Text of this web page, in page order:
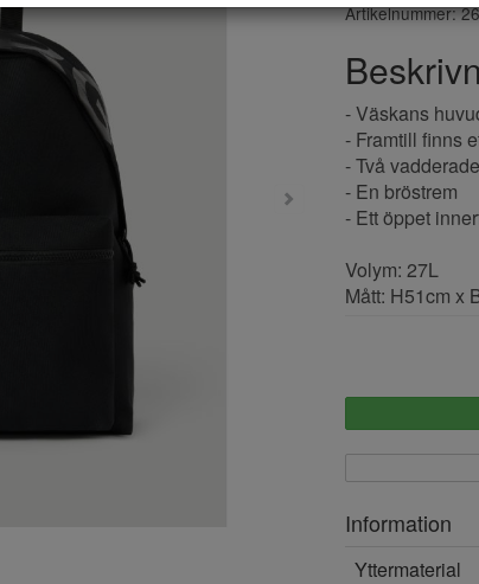
Artikelnummer:
- Väskans
- Framtill finns
- Två
- En bröstrem
- Ett öppet
Volym: 27L
Mått: H51cm x
Information
Yttermaterial